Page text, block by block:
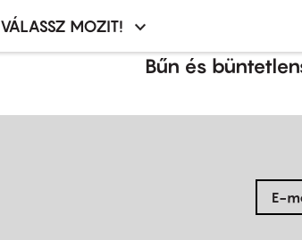
Moziválasztó
VÁLASSZ MOZIT!
Bűn és